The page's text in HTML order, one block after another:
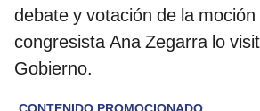
debate y votación de la
congresista Ana Zegarra lo
Gobierno.